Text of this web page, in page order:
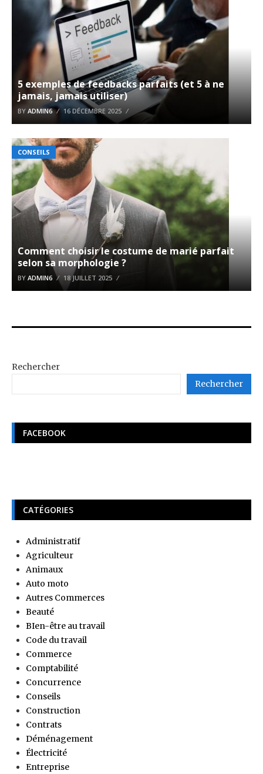
5 exemples de feedbacks parfaits (et 5 à ne
jamais, jamais utiliser)
BY ADMIN6 16 DÉCEMBRE 2025
CONSEILS
Comment choisir le costume de marié parfait
selon sa morphologie ?
BY ADMIN6 18 JUILLET 2025
Rechercher
Rechercher
FACEBOOK
CATÉGORIES
Administratif
Agriculteur
Animaux
Auto moto
Autres Commerces
Beauté
BIen-être au travail
Code du travail
Commerce
Comptabilité
Concurrence
Conseils
Construction
Contrats
Déménagement
Électricité
Entreprise